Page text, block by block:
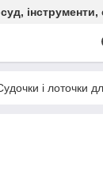
інструменти,
і лоточки